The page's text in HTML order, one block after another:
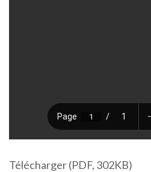
Télécharger (PDF, 302KB)